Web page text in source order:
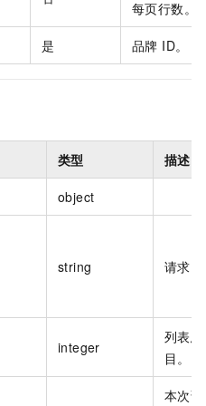
每页行数。
是 品牌 ID。
类型 描述
object
string 请求
integer
列表
目。
本次